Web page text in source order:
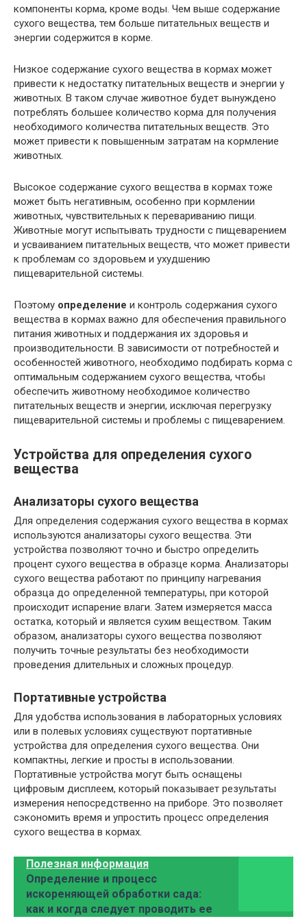
компоненты корма, кроме воды. Чем выше содержание
сухого вещества, тем больше питательных веществ и
энергии содержится в корме.
Низкое содержание сухого вещества в кормах может
привести к недостатку питательных веществ и энергии у
животных. В таком случае животное будет вынуждено
потреблять большее количество корма для получения
необходимого количества питательных веществ. Это
может привести к повышенным затратам на кормление
животных.
Высокое содержание сухого вещества в кормах тоже
может быть негативным, особенно при кормлении
животных, чувствительных к перевариванию пищи.
Животные могут испытывать трудности с пищеварением
и усваиванием питательных веществ, что может привести
к проблемам со здоровьем и ухудшению
пищеварительной системы.
Поэтому определение и контроль содержания сухого
вещества в кормах важно для обеспечения правильного
питания животных и поддержания их здоровья и
производительности. В зависимости от потребностей и
особенностей животного, необходимо подбирать корма с
оптимальным содержанием сухого вещества, чтобы
обеспечить животному необходимое количество
питательных веществ и энергии, исключая перегрузку
пищеварительной системы и проблемы с пищеварением.
Устройства для определения сухого
вещества
Анализаторы сухого вещества
Для определения содержания сухого вещества в кормах
используются анализаторы сухого вещества. Эти
устройства позволяют точно и быстро определить
процент сухого вещества в образце корма. Анализаторы
сухого вещества работают по принципу нагревания
образца до определенной температуры, при которой
происходит испарение влаги. Затем измеряется масса
остатка, который и является сухим веществом. Таким
образом, анализаторы сухого вещества позволяют
получить точные результаты без необходимости
проведения длительных и сложных процедур.
Портативные устройства
Для удобства использования в лабораторных условиях
или в полевых условиях существуют портативные
устройства для определения сухого вещества. Они
компактны, легкие и просты в использовании.
Портативные устройства могут быть оснащены
цифровым дисплеем, который показывает результаты
измерения непосредственно на приборе. Это позволяет
сэкономить время и упростить процесс определения
сухого вещества в кормах.
Полезная информация
Определение и процесс
искореняющей обработки сада:
как и когда следует проводить ее